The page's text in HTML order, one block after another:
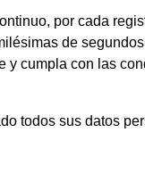
por cada
de
y cumpla con las
todos sus datos